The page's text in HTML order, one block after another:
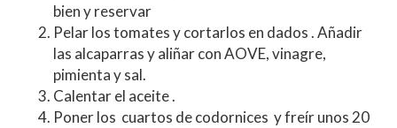
bien y reservar
Pelar los tomates y cortarlos en dados . Añadir
las alcaparras y aliñar con AOVE, vinagre,
pimienta y sal.
Calentar el aceite .
Poner los cuartos de codornices y freír unos 20